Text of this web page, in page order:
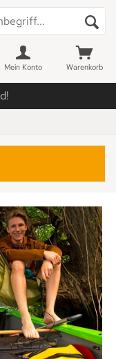
Warenkorb
Mein Konto